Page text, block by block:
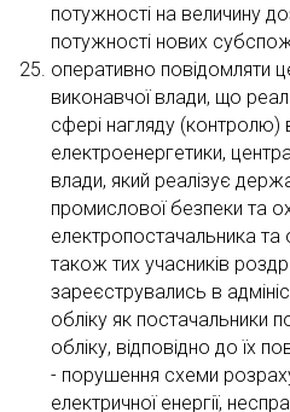
потужності на величину
потужності нових
оперативно повідомляти
виконавчої влади, що
сфері нагляду (контролю)
електроенергетики,
влади, який реалізує
промислової безпеки та
електропостачальника
також тих учасників
зареєструвались в
обліку як постачальники
обліку, відповідно до їх
- порушення схеми
електричної енергії,